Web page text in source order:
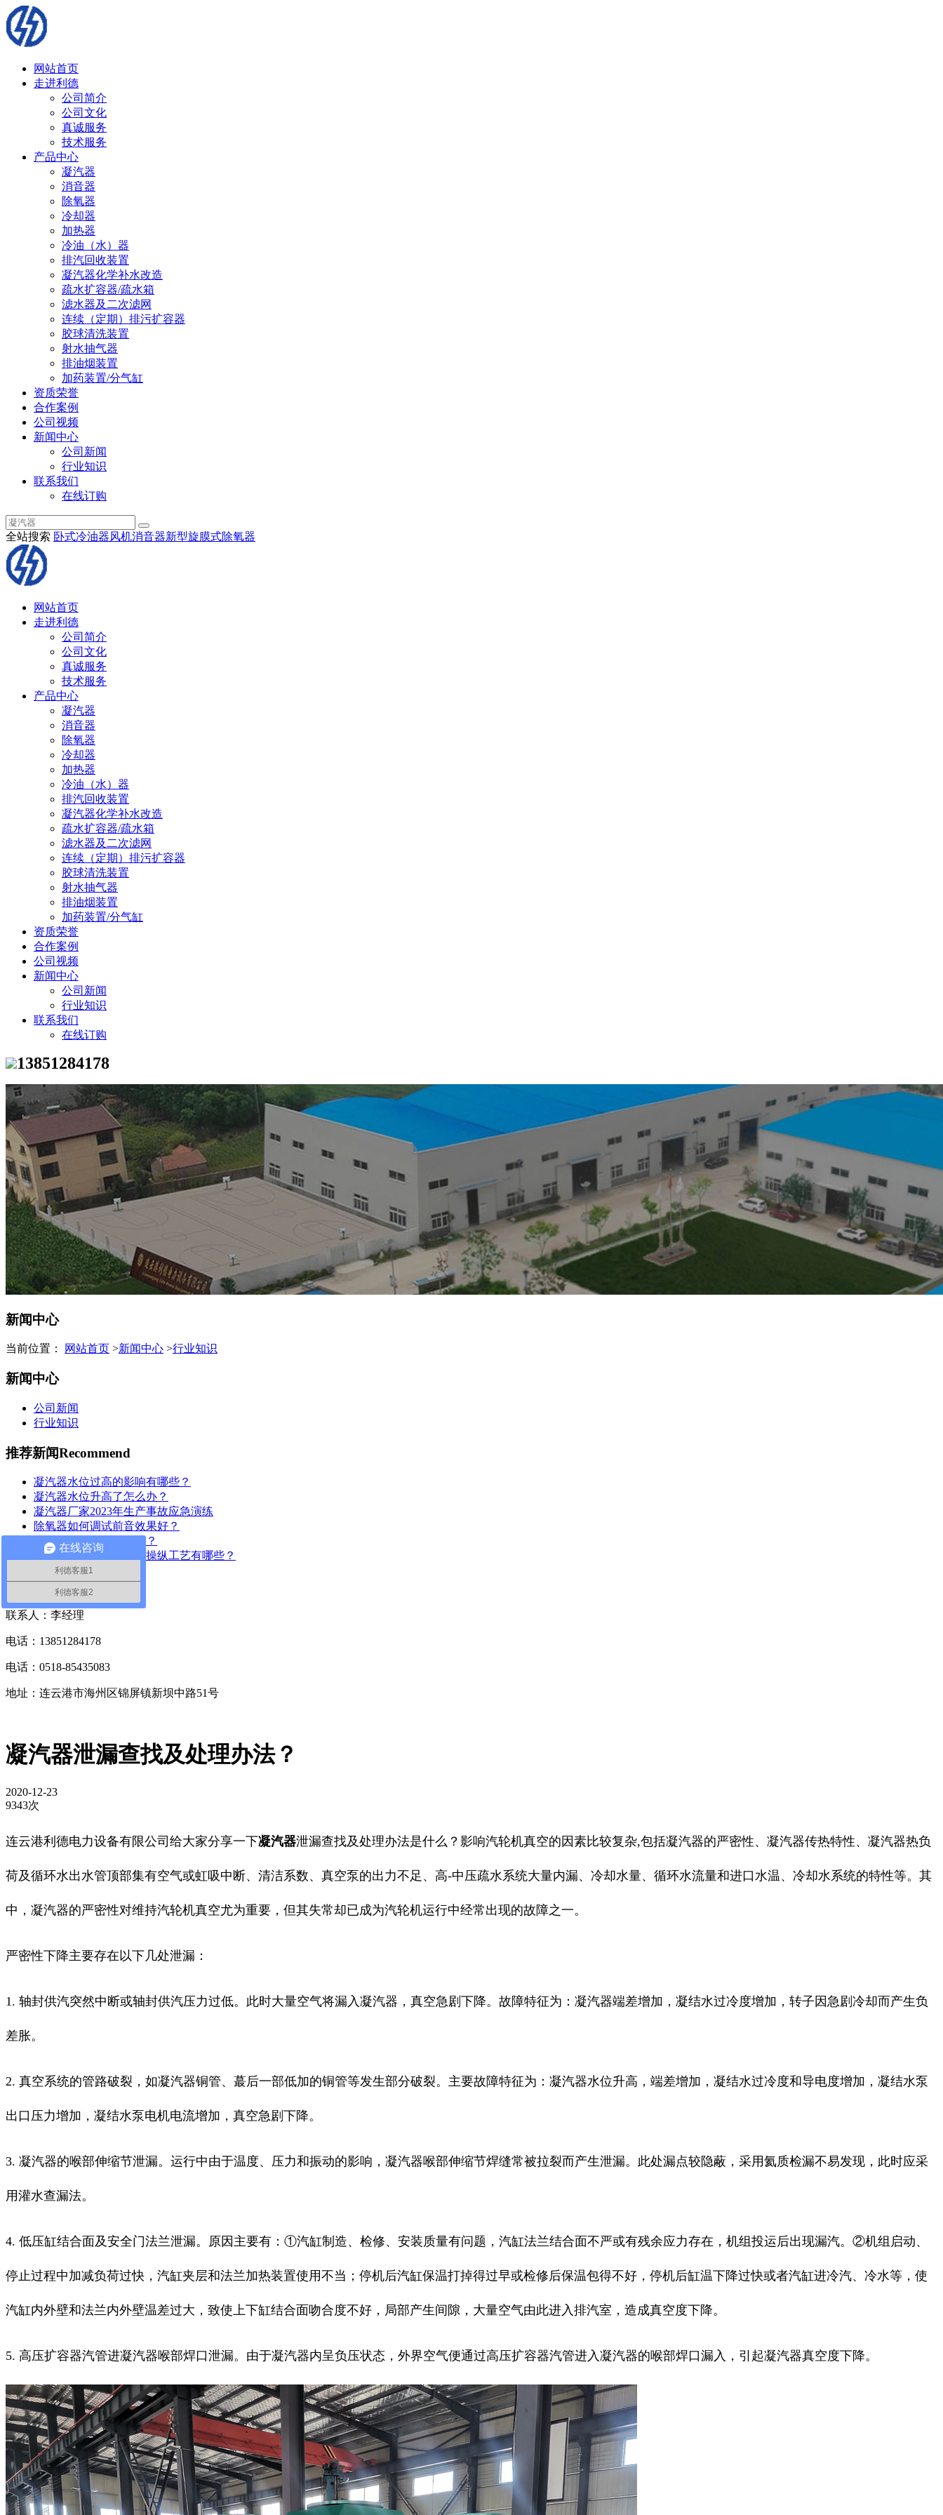
网站首页
走进利德
公司简介
公司文化
真诚服务
技术服务
产品中心
凝汽器
消音器
除氧器
冷却器
加热器
冷油（水）器
排汽回收装置
凝汽器化学补水改造
疏水扩容器/疏水箱
滤水器及二次滤网
连续（定期）排污扩容器
胶球清洗装置
射水抽气器
排油烟装置
加药装置/分气缸
资质荣誉
合作案例
公司视频
新闻中心
公司新闻
行业知识
联系我们
在线订购
全站搜索 卧式冷油器风机消音器新型旋膜式除氧器
网站首页
走进利德
公司简介
公司文化
真诚服务
技术服务
产品中心
凝汽器
消音器
除氧器
冷却器
加热器
冷油（水）器
排汽回收装置
凝汽器化学补水改造
疏水扩容器/疏水箱
滤水器及二次滤网
连续（定期）排污扩容器
胶球清洗装置
射水抽气器
排油烟装置
加药装置/分气缸
资质荣誉
合作案例
公司视频
新闻中心
公司新闻
行业知识
联系我们
在线订购
13851284178
新闻中心
当前位置： 网站首页 >新闻中心 >行业知识
新闻中心
公司新闻
行业知识
推荐新闻Recommend
凝汽器水位过高的影响有哪些？
凝汽器水位升高了怎么办？
凝汽器厂家2023年生产事故应急演练
除氧器如何调试前音效果好？
为何凝汽器要换管改造？
凝汽器管板防腐保护的操纵工艺有哪些？
联系我们Contact Us
联系人：李经理
电话：13851284178
电话：0518-85435083
地址：连云港市海州区锦屏镇新坝中路51号
凝汽器泄漏查找及处理办法？
2020-12-23
9343次
连云港利德电力设备有限公司给大家分享一下凝汽器泄漏查找及处理办法是什么？影响汽轮机真空的因素比较复杂,包括凝汽器的严密性、凝汽器传热特性、凝汽器热负
荷及循环水出水管顶部集有空气或虹吸中断、清洁系数、真空泵的出力不足、高-中压疏水系统大量内漏、冷却水量、循环水流量和进口水温、冷却水系统的特性等。其
中，凝汽器的严密性对维持汽轮机真空尤为重要，但其失常却已成为汽轮机运行中经常出现的故障之一。
严密性下降主要存在以下几处泄漏：
1. 轴封供汽突然中断或轴封供汽压力过低。此时大量空气将漏入凝汽器，真空急剧下降。故障特征为：凝汽器端差增加，凝结水过冷度增加，转子因急剧冷却而产生负
差胀。
2. 真空系统的管路破裂，如凝汽器铜管、蕞后一部低加的铜管等发生部分破裂。主要故障特征为：凝汽器水位升高，端差增加，凝结水过冷度和导电度增加，凝结水泵
出口压力增加，凝结水泵电机电流增加，真空急剧下降。
3. 凝汽器的喉部伸缩节泄漏。运行中由于温度、压力和振动的影响，凝汽器喉部伸缩节焊缝常被拉裂而产生泄漏。此处漏点较隐蔽，采用氦质检漏不易发现，此时应采
用灌水查漏法。
4. 低压缸结合面及安全门法兰泄漏。原因主要有：①汽缸制造、检修、安装质量有问题，汽缸法兰结合面不严或有残余应力存在，机组投运后出现漏汽。②机组启动、
停止过程中加减负荷过快，汽缸夹层和法兰加热装置使用不当；停机后汽缸保温打掉得过早或检修后保温包得不好，停机后缸温下降过快或者汽缸进冷汽、冷水等，使
汽缸内外壁和法兰内外壁温差过大，致使上下缸结合面吻合度不好，局部产生间隙，大量空气由此进入排汽室，造成真空度下降。
5. 高压扩容器汽管进凝汽器喉部焊口泄漏。由于凝汽器内呈负压状态，外界空气便通过高压扩容器汽管进入凝汽器的喉部焊口漏入，引起凝汽器真空度下降。
在线咨询
利德客服1
利德客服2